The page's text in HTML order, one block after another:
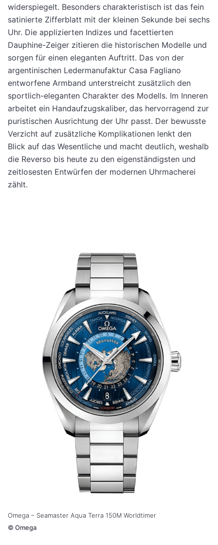
widerspiegelt. Besonders charakteristisch ist das fein
satinierte Zifferblatt mit der kleinen Sekunde bei sechs
Uhr. Die applizierten Indizes und facettierten
Dauphine-Zeiger zitieren die historischen Modelle und
sorgen für einen eleganten Auftritt. Das von der
argentinischen Ledermanufaktur Casa Fagliano
entworfene Armband unterstreicht zusätzlich den
sportlich-eleganten Charakter des Modells. Im Inneren
arbeitet ein Handaufzugskaliber, das hervorragend zur
puristischen Ausrichtung der Uhr passt. Der bewusste
Verzicht auf zusätzliche Komplikationen lenkt den
Blick auf das Wesentliche und macht deutlich, weshalb
die Reverso bis heute zu den eigenständigsten und
zeitlosesten Entwürfen der modernen Uhrmacherei
zählt.
Omega – Seamaster Aqua Terra 150M Worldtimer
© Omega